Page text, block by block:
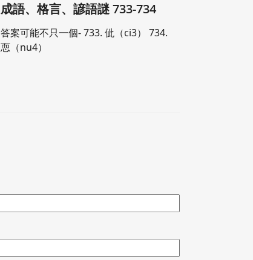
成語、格言、諺語謎 733-734
答案可能不只一個- 733. 佌（ci3） 734.
恧（nu4）